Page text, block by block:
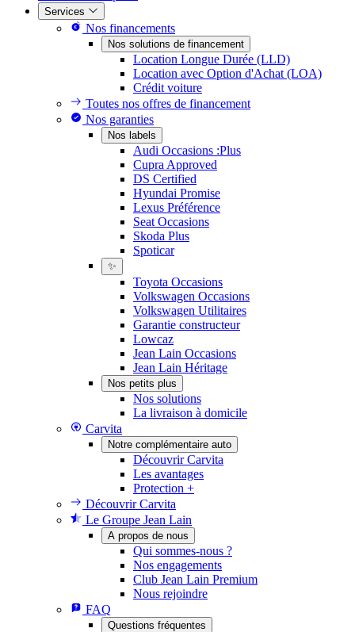
Services
Nos financements
Nos solutions de financement
Location Longue Durée (LLD)
Location avec Option d'Achat (LOA)
Crédit voiture
Toutes nos offres de financement
Nos garanties
Nos labels
Audi Occasions :Plus
Cupra Approved
DS Certified
Hyundai Promise
Lexus Préférence
Seat Occasions
Skoda Plus
Spoticar
✨
Toyota Occasions
Volkswagen Occasions
Volkswagen Utilitaires
Garantie constructeur
Lowcaz
Jean Lain Occasions
Jean Lain Héritage
Nos petits plus
Nos solutions
La livraison à domicile
Carvita
Notre complémentaire auto
Découvrir Carvita
Les avantages
Protection +
Découvrir Carvita
Le Groupe Jean Lain
A propos de nous
Qui sommes-nous ?
Nos engagements
Club Jean Lain Premium
Nous rejoindre
FAQ
Questions fréquentes